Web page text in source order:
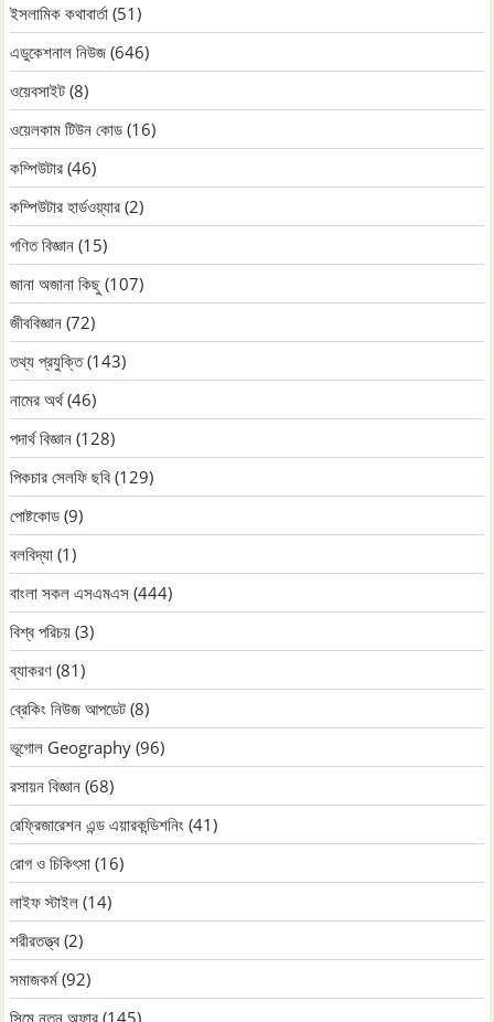
ইসলামিক কথাবার্তা (51)
এডুকেশনাল নিউজ (646)
ওয়েবসাইট (8)
ওয়েলকাম টিউন কোড (16)
কম্পিউটার (46)
কম্পিউটার হার্ডওয়্যার (2)
গণিত বিজ্ঞান (15)
জানা অজানা কিছু (107)
জীববিজ্ঞান (72)
তথ্য প্রযুক্তি(143)
নামের অর্থ(46)
পদার্থ বিজ্ঞান (128)
পিকচার সেলফি ছবি (129)
পোষ্টকোড (9)
বলবিদ্যা (1)
বাংলা সকল এসএমএস (444)
বিশ্ব পরিচয় (3)
ব্যাকরণ (81)
ব্রেকিং নিউজ আপডেট (8)
ভূগোল Geography (96)
রসায়ন বিজ্ঞান (68)
রেফ্রিজারেশন এন্ড এয়ারকন্ডিশনিং (41)
রোগ ও চিকিৎসা (16)
লাইফ স্টাইল (14)
শরীরতত্ত্ব (2)
সমাজকর্ম(92)
সিমে নতুন ‍অফার (145)